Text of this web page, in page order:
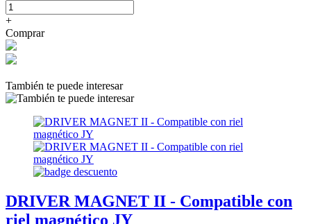
+
Comprar
También te puede interesar
DRIVER MAGNET II - Compatible con
riel magnético JY